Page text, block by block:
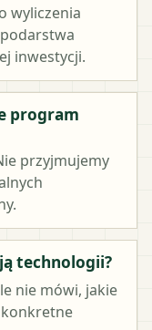
wyliczenia
inwestycji.
program
przyjmujemy
technologii?
nie mówi, jakie
konkretne